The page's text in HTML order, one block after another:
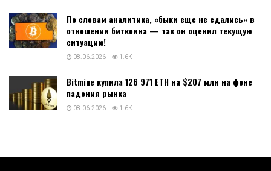
По словам аналитика, «быки еще не сдались» в
отношении биткоина — так он оценил текущую
ситуацию!
08.06.2026 1.6K
Bitmine купила 126 971 ETH на $207 млн на фоне
падения рынка
08.06.2026 1.6K